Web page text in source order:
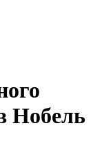
Нобель